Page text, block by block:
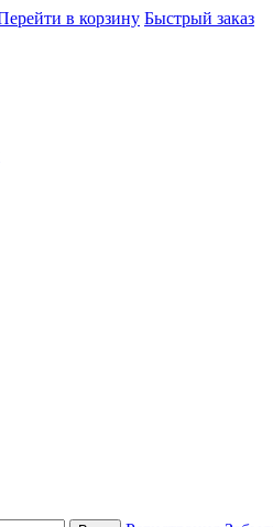
в корзину Быстрый заказ